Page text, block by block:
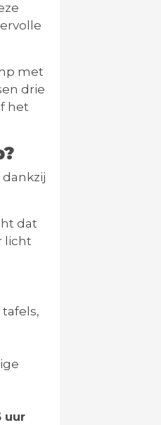
met
drie
het
dat
licht
uur